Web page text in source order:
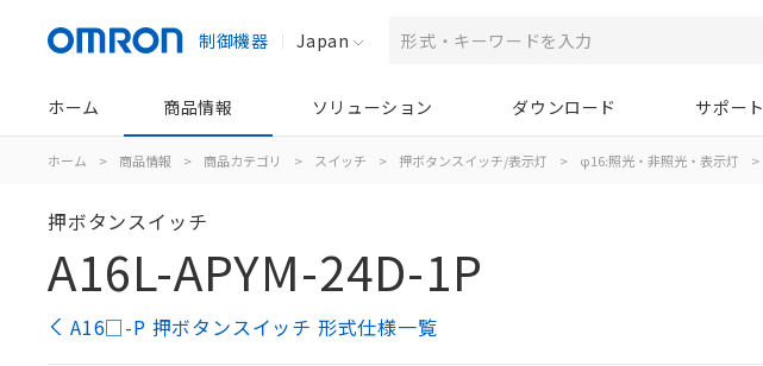
制御機器 Japan
ホーム 商品情報 ソリューション ダウンロード サポート
ホーム > 商品情報 > 商品カテゴリ > スイッチ > 押ボタンスイッチ/表示灯 > φ16:照光・非照光・表示灯 >
押ボタンスイッチ
A16L-APYM-24D-1P
A16□-P 押ボタンスイッチ 形式仕様一覧